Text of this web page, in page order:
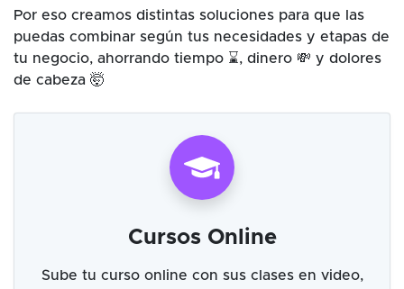
Por eso creamos distintas soluciones para que las
puedas combinar según tus necesidades y etapas de
tu negocio, ahorrando tiempo ⌛, dinero 💸 y dolores
de cabeza 🤯
Cursos Online
Sube tu curso online con sus clases en video,